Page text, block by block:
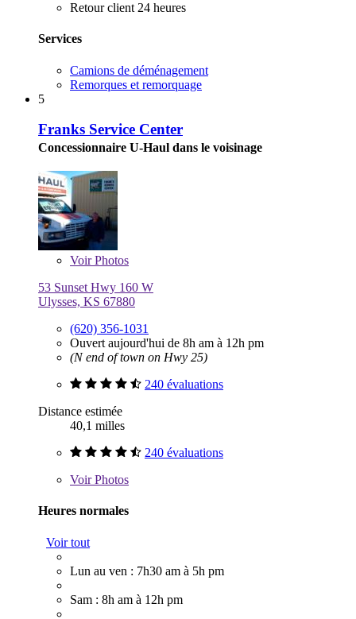
Retour client 24 heures
Services
Camions de déménagement
Remorques et remorquage
5
Franks Service Center
Concessionnaire U-Haul dans le voisinage
VoirPhotos
53 Sunset Hwy 160 W
Ulysses, KS 67880
(620) 356-1031
Ouvert aujourd'hui de 8h am à 12h pm
(N end of town on Hwy 25)
240 évaluations
Distance estimée
40,1 milles
240 évaluations
VoirPhotos
Heures normales
Voir tout
Lun au ven : 7h30 am à 5h pm
Sam : 8h am à 12h pm